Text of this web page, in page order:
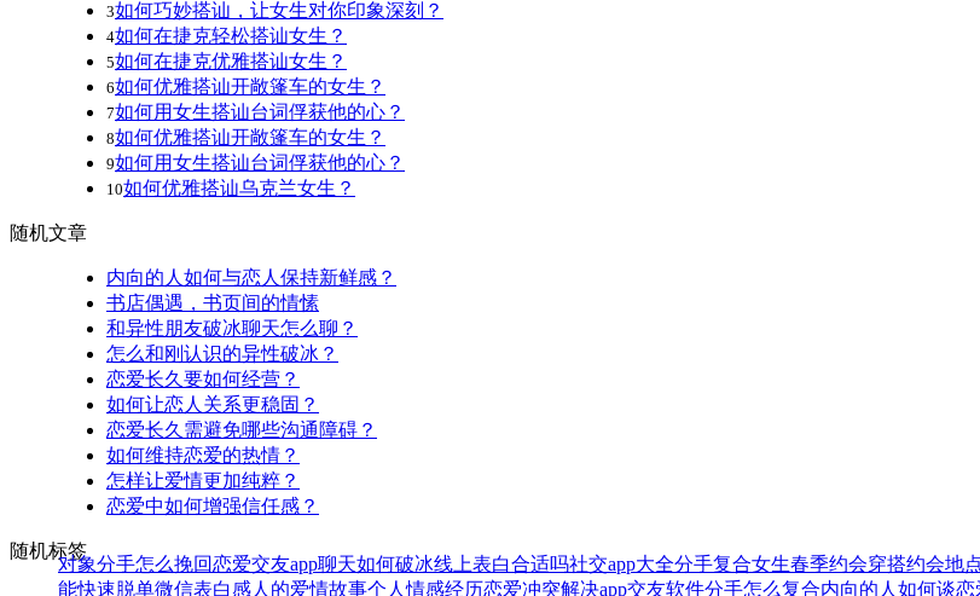
3如何巧妙搭讪，让女生对你印象深刻？
4如何在捷克轻松搭讪女生？
5如何在捷克优雅搭讪女生？
6如何优雅搭讪开敞篷车的女生？
7如何用女生搭讪台词俘获他的心？
8如何优雅搭讪开敞篷车的女生？
9如何用女生搭讪台词俘获他的心？
10如何优雅搭讪乌克兰女生？
随机文章
内向的人如何与恋人保持新鲜感？
书店偶遇，书页间的情愫
和异性朋友破冰聊天怎么聊？
怎么和刚认识的异性破冰？
恋爱长久要如何经营？
如何让恋人关系更稳固？
恋爱长久需避免哪些沟通障碍？
如何维持恋爱的热情？
怎样让爱情更加纯粹？
恋爱中如何增强信任感？
随机标签
对象分手怎么挽回恋爱交友app聊天如何破冰线上表白合适吗社交app大全分手复合女生春季约会穿搭约会地
能快速脱单微信表白感人的爱情故事个人情感经历恋爱冲突解决app交友软件分手怎么复合内向的人如何谈恋